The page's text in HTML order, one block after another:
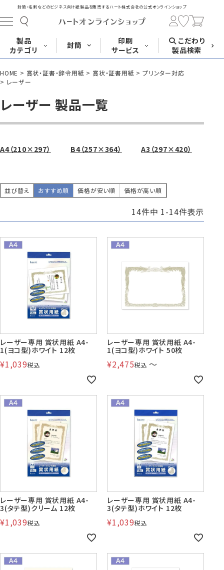
封筒・名刺などのビジネス向け紙製品を販売するハート株式会社の公式オンラインショップ
製品
カテゴリ
封筒をサイズ
封筒を紙・特徴
封筒印刷
名刺 はがき カード・挨拶状
賞状・証書・
辞令用紙
紙製クリア
紙製クリア
ファイル印刷
お悔み用
喪中はがき
印刷
年賀はがき・
デザイン集
カレンダー のし紙・のし袋
材
プリンター
封筒
長形封筒 角形封筒 洋形封筒 その他
長3封筒 長3窓封筒 長4封筒
90×205 90×225
B4横3つ折
142×332
長2封筒
B5縦2つ折
119×277
長30封筒
A4横4つ折
92×235
長6封筒
A4横3つ折
110×220
返信用封筒
A4横3つ折
105×214
洋2タテ封筒
A4横・縦4つ折
114×162
洋4タテ封筒
A4横3つ折
洋5タテ封筒
A5縦2つ折
95×217
給与明細用封筒
B5横3つ折
95×215
印刷
サービス
封筒印刷サービス
紙製クリアファイル印刷サービス
喪中はがき印刷サービス
こだわり
製品検索
HOME 賞状・証書・辞令用紙 賞状・証書用紙
プリンター対応
レーザー
レーザー 製品一覧
A4（210×297） B4（257×364） A3（297×420）
並び替え おすすめ順 価格が安い順 価格が高い順
14件中 1-14件表示
レーザー専用 賞状用紙 A4-
1(ヨコ型)ホワイト 12枚
¥1,039税込
レーザー専用 賞状用紙 A4-
1(ヨコ型)ホワイト 50枚
¥2,475税込 〜
レーザー専用 賞状用紙 A4-
3(タテ型)クリーム 12枚
¥1,039税込
レーザー専用 賞状用紙 A4-
3(タテ型)ホワイト 12枚
¥1,039税込